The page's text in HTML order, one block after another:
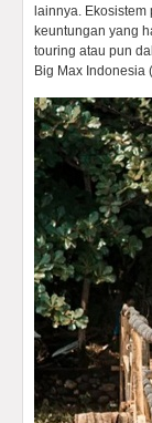
lainnya.
keuntungan yang
touring atau pun
Big Max Indonesia